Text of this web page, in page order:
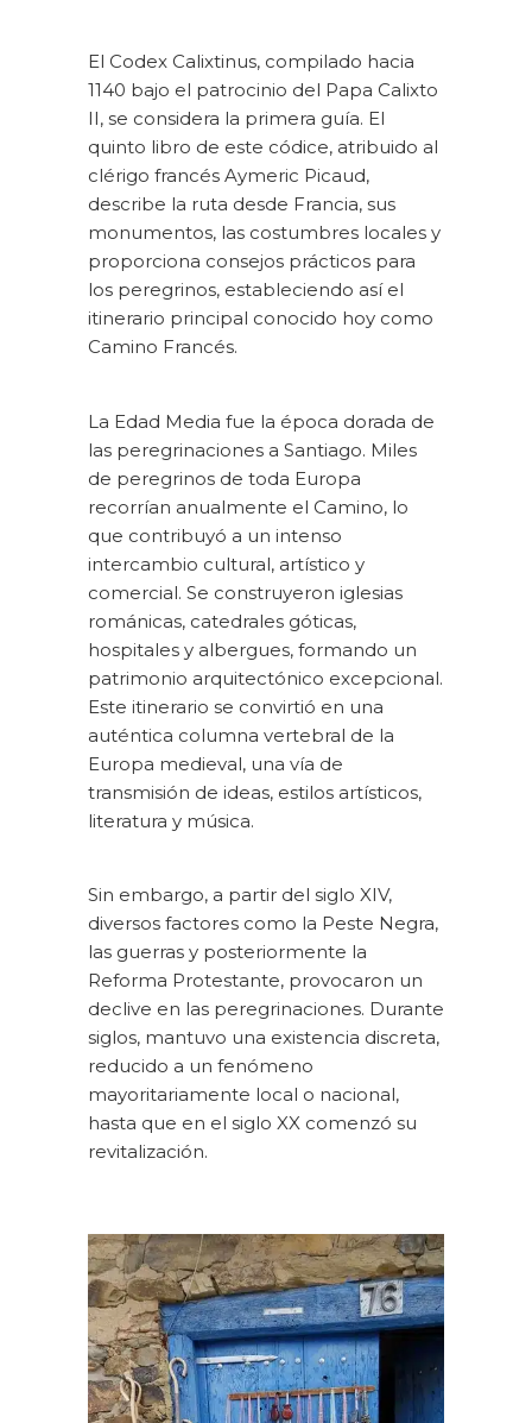
El Codex Calixtinus, compilado hacia
1140 bajo el patrocinio del Papa Calixto
II, se considera la primera guía. El
quinto libro de este códice, atribuido al
clérigo francés Aymeric Picaud,
describe la ruta desde Francia, sus
monumentos, las costumbres locales y
proporciona consejos prácticos para
los peregrinos, estableciendo así el
itinerario principal conocido hoy como
Camino Francés.
La Edad Media fue la época dorada de
las peregrinaciones a Santiago. Miles
de peregrinos de toda Europa
recorrían anualmente el Camino, lo
que contribuyó a un intenso
intercambio cultural, artístico y
comercial. Se construyeron iglesias
románicas, catedrales góticas,
hospitales y albergues, formando un
patrimonio arquitectónico excepcional.
Este itinerario se convirtió en una
auténtica columna vertebral de la
Europa medieval, una vía de
transmisión de ideas, estilos artísticos,
literatura y música.
Sin embargo, a partir del siglo XIV,
diversos factores como la Peste Negra,
las guerras y posteriormente la
Reforma Protestante, provocaron un
declive en las peregrinaciones. Durante
siglos, mantuvo una existencia discreta,
reducido a un fenómeno
mayoritariamente local o nacional,
hasta que en el siglo XX comenzó su
revitalización.